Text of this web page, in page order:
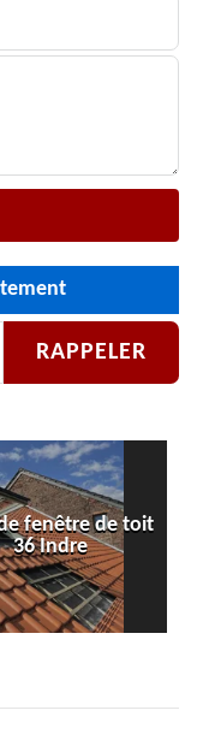
fenêtre de toit
36 Indre